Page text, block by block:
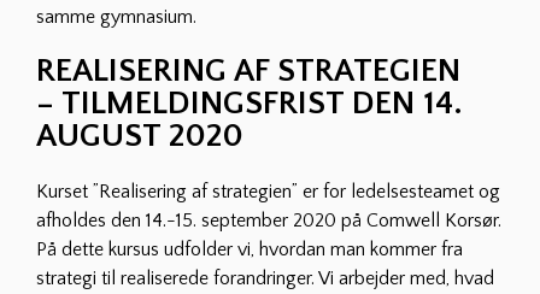
samme gymnasium.
REALISERING AF STRATEGIEN
– TILMELDINGSFRIST DEN 14.
AUGUST 2020
Kurset ”Realisering af strategien” er for ledelsesteamet og
afholdes den 14.-15. september 2020 på Comwell Korsør.
På dette kursus udfolder vi, hvordan man kommer fra
strategi til realiserede forandringer. Vi arbejder med, hvad